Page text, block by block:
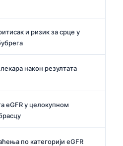
и ризик за срце у
након резултата
eGFR у целокупном
по категорији eGFR